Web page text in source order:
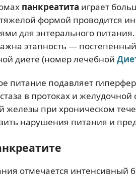
панкреатита играет
формой проводится
для энтерального
этапность —
диете (номер лечебной
питание подавляет
в протоках и
железы при хроническом
нарушения питания и
отмечается интенсивный